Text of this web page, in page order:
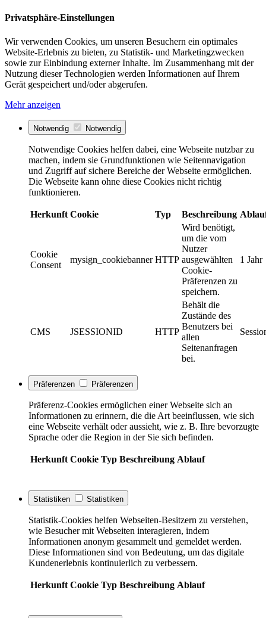
Privatsphäre-Einstellungen
Wir verwenden Cookies, um unseren Besuchern ein optimales
Website-Erlebnis zu bieten, zu Statistik- und Marketingzwecken
sowie zur Einbindung externer Inhalte. Im Zusammenhang mit der
Nutzung dieser Technologien werden Informationen auf Ihrem
Gerät gespeichert und/oder abgerufen.
Mehr anzeigen
Notwendig Notwendig
Notwendige Cookies helfen dabei, eine Webseite nutzbar zu
machen, indem sie Grundfunktionen wie Seitennavigation
und Zugriff auf sichere Bereiche der Webseite ermöglichen.
Die Webseite kann ohne diese Cookies nicht richtig
funktionieren.
Herkunft Cookie Typ Beschreibung
Cookie
Consent
mysign_cookiebanner HTTP
Wird benötigt,
um die vom
Nutzer
ausgewählten
Cookie-
Präferenzen zu
speichern.
1 Jahr
CMS JSESSIONID HTTP
Behält die
Zustände des
Benutzers bei
allen
Seitenanfragen
bei.
Präferenzen Präferenzen
Präferenz-Cookies ermöglichen einer Webseite sich an
Informationen zu erinnern, die die Art beeinflussen, wie sich
eine Webseite verhält oder aussieht, wie z. B. Ihre bevorzugte
Sprache oder die Region in der Sie sich befinden.
Herkunft Cookie Typ Beschreibung Ablauf
Statistiken Statistiken
Statistik-Cookies helfen Webseiten-Besitzern zu verstehen,
wie Besucher mit Webseiten interagieren, indem
Informationen anonym gesammelt und gemeldet werden.
Diese Informationen sind von Bedeutung, um das digitale
Kundenerlebnis kontinuierlich zu verbessern.
Herkunft Cookie Typ Beschreibung Ablauf